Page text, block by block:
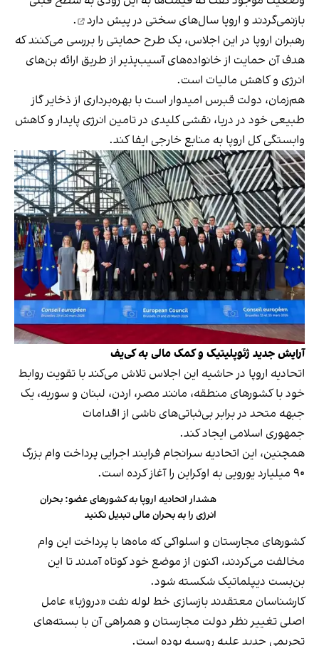
بازنمی‌گردند و اروپا سال‌های سختی در پیش دارد
.
رهبران اروپا در این اجلاس، یک طرح حمایتی را بررسی می‌کنند که
هدف آن حمایت از خانواده‌های آسیب‌پذیر از طریق ارائه بن‌های
انرژی و کاهش مالیات است.
هم‌زمان، دولت قبرس امیدوار است با بهره‌برداری از ذخایر گاز
طبیعی خود در دریا، نقشی کلیدی در تامین انرژی پایدار و کاهش
وابستگی کل اروپا به منابع خارجی ایفا کند.
آرایش جدید ژئوپلیتیک و کمک مالی به کی‌یف
اتحادیه اروپا در حاشیه این اجلاس تلاش می‌کند با تقویت روابط
خود با کشورهای منطقه، مانند مصر، اردن، لبنان و سوریه، یک
جبهه متحد در برابر بی‌ثباتی‌های ناشی از اقدامات
جمهوری اسلامی ایجاد کند.
همچنین، این اتحادیه سرانجام فرایند اجرایی پرداخت وام بزرگ
۹۰ میلیارد یورویی به اوکراین را آغاز کرده است.
هشدار اتحادیه اروپا به کشورهای عضو: بحران
انرژی را به بحران مالی تبدیل نکنید
کشورهای مجارستان و اسلواکی که ماه‌ها با پرداخت این وام
مخالفت می‌کردند، اکنون از موضع خود کوتاه آمدند تا این
بن‌بست دیپلماتیک شکسته شود.
کارشناسان معتقدند بازسازی خط لوله نفت «دروژبا» عامل
اصلی تغییر نظر دولت مجارستان و همراهی آن با بسته‌های
تحریمی جدید علیه روسیه بوده است.